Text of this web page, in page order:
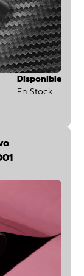
Disponible
En Stock